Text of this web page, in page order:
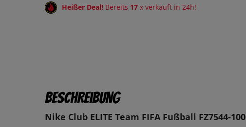
Heißer Deal! Bereits 17 x verkauft in 24h!
Beschreibung
Nike Club ELITE Team FIFA Fußball FZ7544-100